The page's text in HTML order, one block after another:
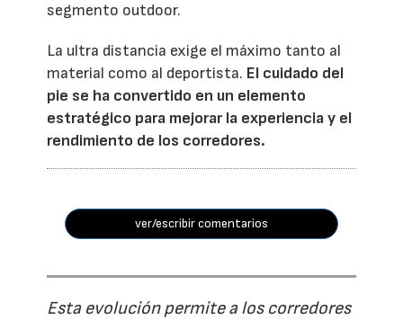
segmento outdoor.
La ultra distancia exige el máximo tanto al
material como al deportista. El cuidado del
pie se ha convertido en un elemento
estratégico para mejorar la experiencia y el
rendimiento de los corredores.
ver/escribir comentarios
Esta evolución permite a los corredores